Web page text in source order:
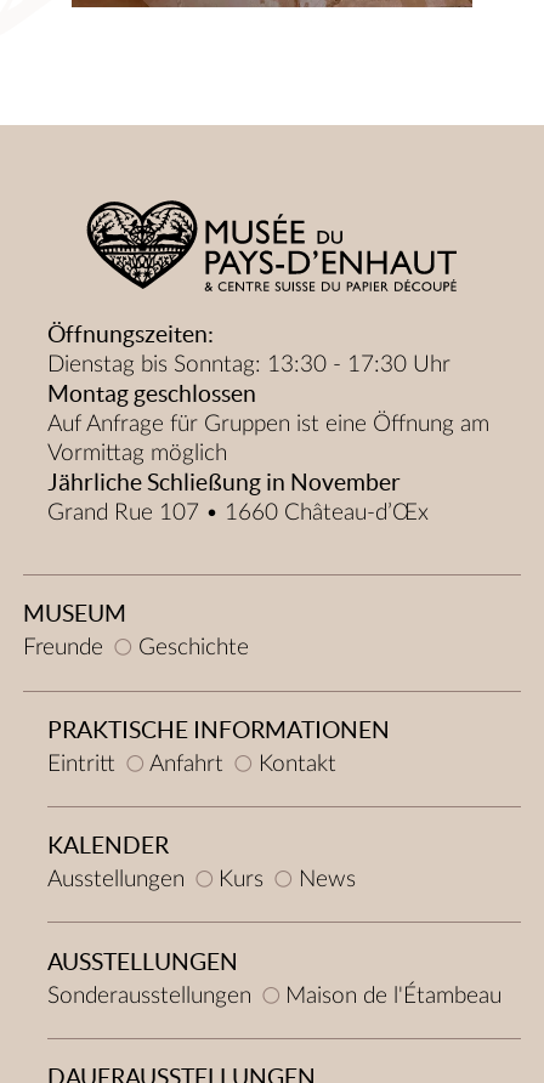
Öffnungszeiten:
Dienstag bis Sonntag: 13:30 - 17:30 Uhr
Montag geschlossen
Auf Anfrage für Gruppen ist eine Öffnung am
Vormittag möglich
Jährliche Schließung in November
Grand Rue 107 • 1660 Château-d’Œx
MUSEUM
Freunde Geschichte
AUSSTELLUNGEN
Sonderausstellungen Maison de l'Étambeau
DAUERAUSSTELLUNGEN
PRAKTISCHE INFORMATIONEN
Eintritt Anfahrt Kontakt
KALENDER
Ausstellungen Kurs News